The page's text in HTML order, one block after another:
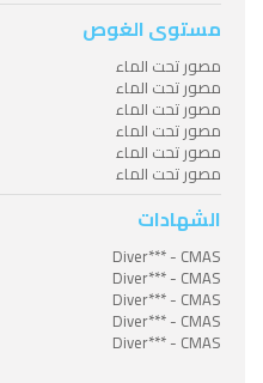
مستوى الغوص
مصور تحت الماء
مصور تحت الماء
مصور تحت الماء
مصور تحت الماء
مصور تحت الماء
مصور تحت الماء
الشهادات
Diver*** - CMAS
Diver*** - CMAS
Diver*** - CMAS
Diver*** - CMAS
Diver*** - CMAS